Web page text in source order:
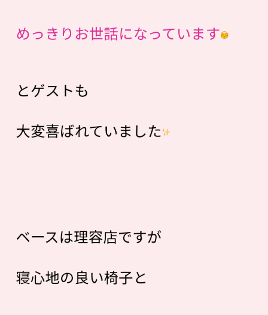
めっきりお世話になっています
とゲストも
大変喜ばれていました
ベースは理容店ですが
寝心地の良い椅子と